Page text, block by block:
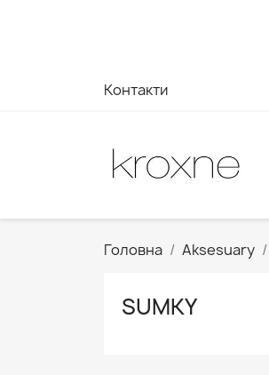
Контакти
Головна Aksesuary
SUMKY